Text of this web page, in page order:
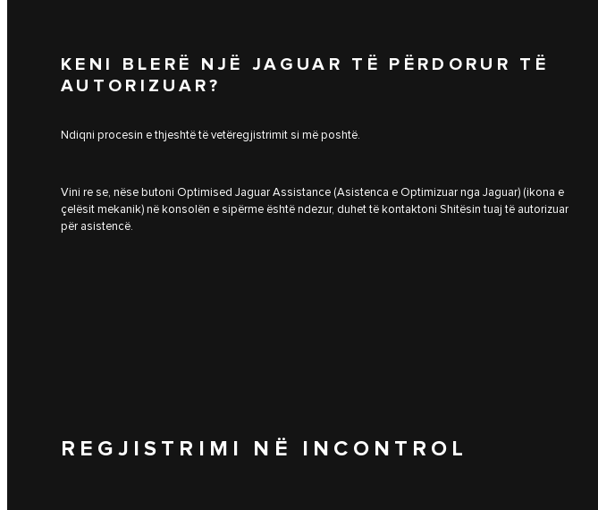
KENI BLERË NJË JAGUAR TË PËRDORUR TË
AUTORIZUAR?
Ndiqni procesin e thjeshtë të vetëregjistrimit si më poshtë.
Vini re se, nëse butoni Optimised Jaguar Assistance (Asistenca e Optimizuar nga Jaguar) (ikona e
çelësit mekanik) në konsolën e sipërme është ndezur, duhet të kontaktoni Shitësin tuaj të autorizuar
për asistencë.
REGJISTRIMI NË INCONTROL